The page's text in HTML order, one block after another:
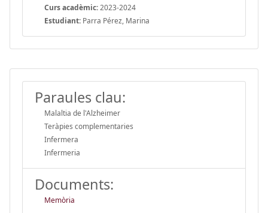
Curs acadèmic:2023-2024
Estudiant: Parra Pérez, Marina
Paraules clau:
Malaltia de l'Alzheimer
Teràpies complementaries
Infermera
Infermeria
Documents:
Memòria